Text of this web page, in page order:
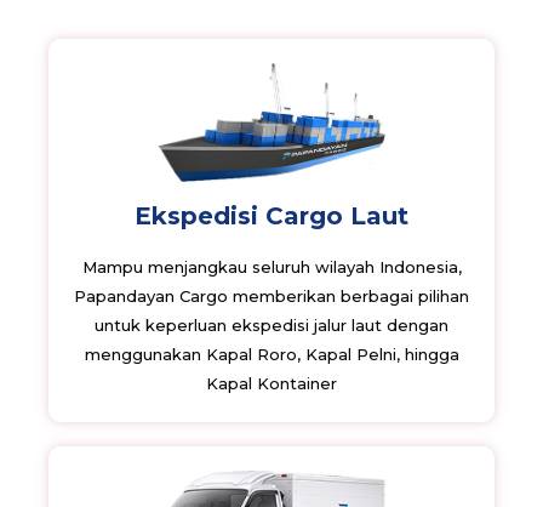
Ekspedisi Cargo Laut
Mampu menjangkau seluruh wilayah Indonesia,
Papandayan Cargo memberikan berbagai pilihan
untuk keperluan ekspedisi jalur laut dengan
menggunakan Kapal Roro, Kapal Pelni, hingga
Kapal Kontainer